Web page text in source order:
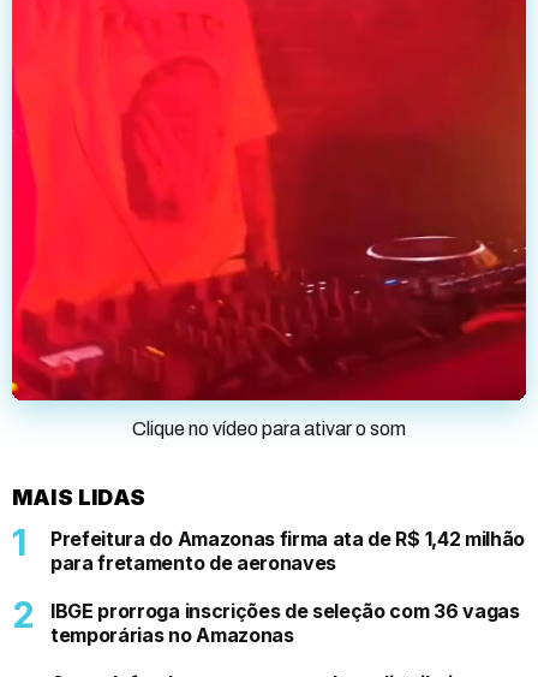
Clique no vídeo para ativar o som
MAIS LIDAS
Prefeitura do Amazonas firma ata de R$ 1,42 milhão
para fretamento de aeronaves
IBGE prorroga inscrições de seleção com 36 vagas
temporárias no Amazonas